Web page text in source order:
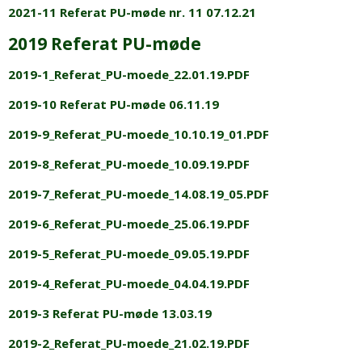
2021-11 Referat PU-møde nr. 11 07.12.21
2019 Referat PU-møde
2019-1_Referat_PU-moede_22.01.19.PDF
2019-10 Referat PU-møde 06.11.19
2019-9_Referat_PU-moede_10.10.19_01.PDF
2019-8_Referat_PU-moede_10.09.19.PDF
2019-7_Referat_PU-moede_14.08.19_05.PDF
2019-6_Referat_PU-moede_25.06.19.PDF
2019-5_Referat_PU-moede_09.05.19.PDF
2019-4_Referat_PU-moede_04.04.19.PDF
2019-3 Referat PU-møde 13.03.19
2019-2_Referat_PU-moede_21.02.19.PDF